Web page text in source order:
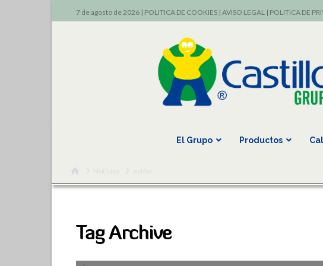
7 de agosto de 2026 | POLITICA DE COOKIES| AVISO LEGAL| POLITICA DE
El Grupo Productos
HomeNoticias
Tag Archive